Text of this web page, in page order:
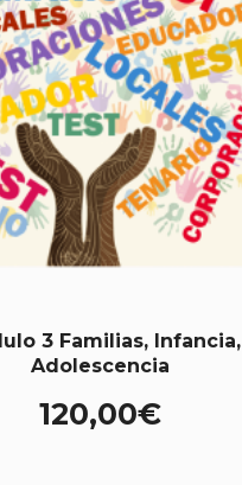
3 Familias, Infancia,
Adolescencia
120,00€